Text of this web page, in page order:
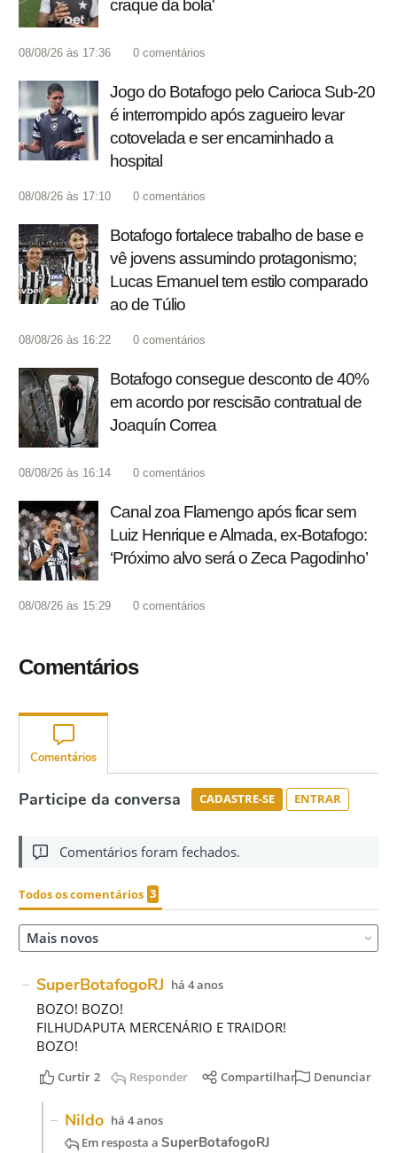
craque da bola'
08/08/26 às 17:36 0 comentários
Jogo do Botafogo pelo Carioca Sub-20
é interrompido após zagueiro levar
cotovelada e ser encaminhado a
hospital
08/08/26 às 17:10 0 comentários
Botafogo fortalece trabalho de base e
vê jovens assumindo protagonismo;
Lucas Emanuel tem estilo comparado
ao de Túlio
08/08/26 às 16:22 0 comentários
Botafogo consegue desconto de 40%
em acordo por rescisão contratual de
Joaquín Correa
08/08/26 às 16:14 0 comentários
Canal zoa Flamengo após ficar sem
Luiz Henrique e Almada, ex-Botafogo:
‘Próximo alvo será o Zeca Pagodinho’
08/08/26 às 15:29 0 comentários
Comentários